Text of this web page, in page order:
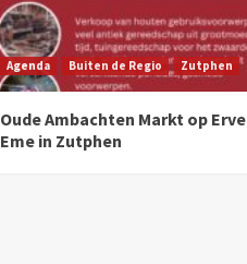
Agenda Buiten de Regio Zutphen
Oude Ambachten Markt op Erve
Eme in Zutphen